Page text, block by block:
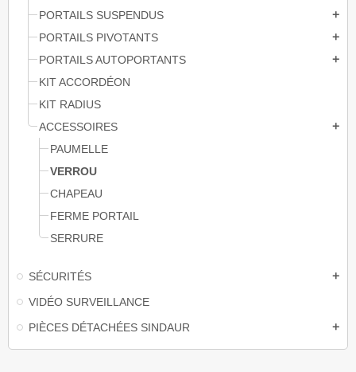
PORTAILS SUSPENDUS add
PORTAILS PIVOTANTS add
PORTAILS AUTOPORTANTS add
KIT ACCORDÉON
KIT RADIUS
ACCESSOIRES
add
PAUMELLE
VERROU
CHAPEAU
FERME PORTAIL
SERRURE
SÉCURITÉS add
VIDÉO SURVEILLANCE
PIÈCES DÉTACHÉES SINDAUR
add